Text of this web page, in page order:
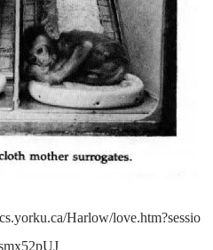
Harlow/love.htm?sessio